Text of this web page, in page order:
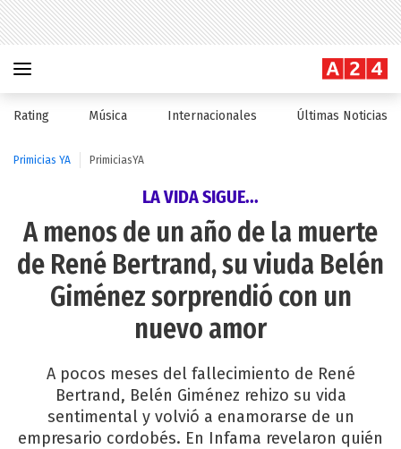
Rating Música Internacionales Últimas Noticias
Primicias YA PrimiciasYA
LA VIDA SIGUE...
A menos de un año de la muerte
de René Bertrand, su viuda Belén
Giménez sorprendió con un
nuevo amor
A pocos meses del fallecimiento de René
Bertrand, Belén Giménez rehizo su vida
sentimental y volvió a enamorarse de un
empresario cordobés. En Infama revelaron quién